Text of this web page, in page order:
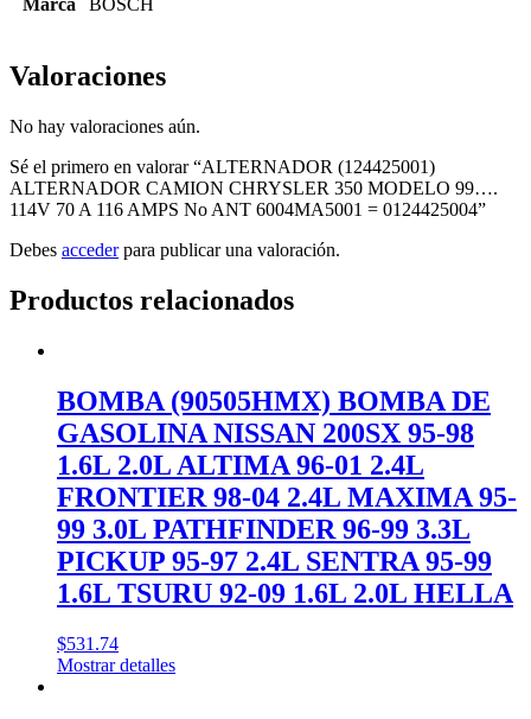
Valoraciones
No hay valoraciones aún.
Sé el primero en valorar “ALTERNADOR (124425001)
ALTERNADOR CAMION CHRYSLER 350 MODELO 99….
114V 70 A 116 AMPS No ANT 6004MA5001 = 0124425004”
Debes accederpara publicar una valoración.
Productos relacionados
BOMBA (90505HMX) BOMBA DE
GASOLINA NISSAN 200SX 95-98
1.6L 2.0L ALTIMA 96-01 2.4L
FRONTIER 98-04 2.4L MAXIMA 95-
99 3.0L PATHFINDER 96-99 3.3L
PICKUP 95-97 2.4L SENTRA 95-99
1.6L TSURU 92-09 1.6L 2.0L HELLA
$531.74
Mostrar detalles